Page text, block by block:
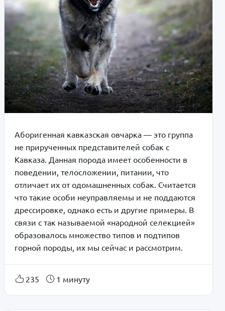
Аборигенная кавказская овчарка — это группа
не прирученных представителей собак с
Кавказа. Данная порода имеет особенности в
поведении, телосложении, питании, что
отличает их от одомашненных собак. Считается
что такие особи неуправляемы и не поддаются
дрессировке, однако есть и другие примеры. В
связи с так называемой «народной селекцией»
образовалось множество типов и подтипов
горной породы, их мы сейчас и рассмотрим.
235 1 минуту